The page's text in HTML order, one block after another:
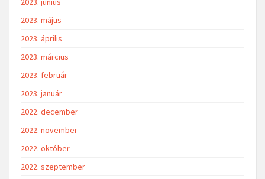
2023. május
2023. április
2023. március
2023. február
2023. január
2022. december
2022. november
2022. október
2022. szeptember